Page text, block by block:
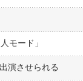
モード」
演させられる